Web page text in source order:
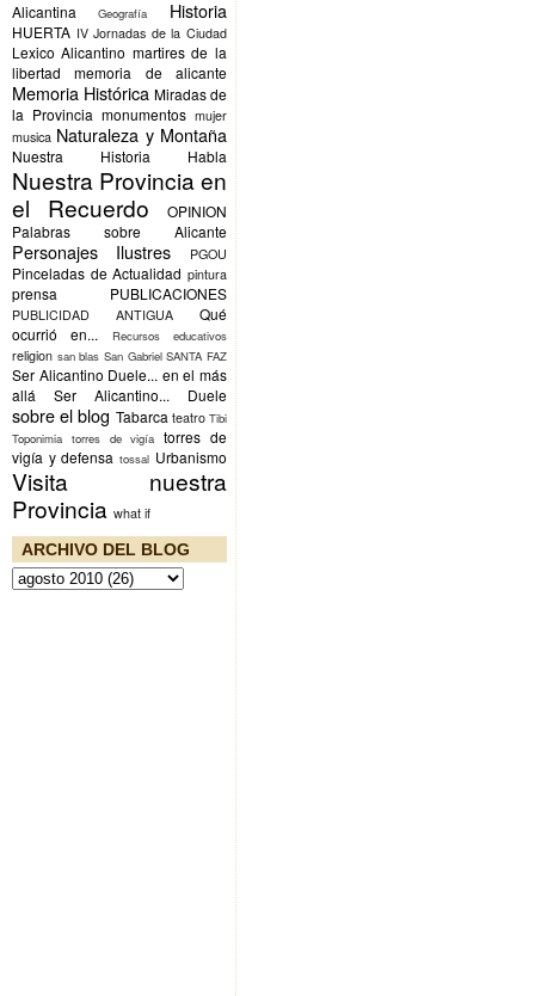
Alicantina Geografía Historia
HUERTA IV Jornadas de la Ciudad
Lexico Alicantino martires de la
libertad
memoria de alicante
Memoria Histórica Miradas de
la Provincia monumentos mujer
musica Naturaleza y Montaña
Nuestra Historia Habla
Nuestra Provincia en
el Recuerdo
OPINION
Palabras sobre Alicante
Personajes Ilustres PGOU
Pinceladas de Actualidad pintura
prensa PUBLICACIONES
PUBLICIDAD ANTIGUA
Qué
ocurrió en...
Recursos educativos
religion san blas San Gabriel SANTA FAZ
Ser Alicantino Duele... en el más
allá
Ser Alicantino... Duele
sobre el blog Tabarca teatro Tibi
Toponimia torres de vigía torres de
vigía y defensa tossal Urbanismo
Visita nuestra
Provincia what if
ARCHIVO DEL BLOG